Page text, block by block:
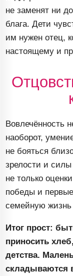
не заменят ни
блага. Дети
им нужен отец,
настоящему и
Вовлечённость
наоборот,
не бояться
зрелости и
не только
победы и
семейную жизнь
Итог прост:
приносить
детства.
складываются